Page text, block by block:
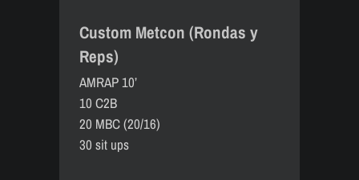
Custom Metcon (Rondas y
Reps)
AMRAP 10’
10 C2B
20 MBC (20/16)
30 sit ups